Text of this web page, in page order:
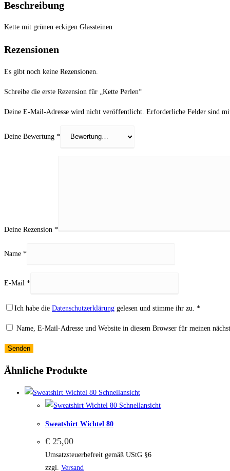
Beschreibung
Kette mit grünen eckigen Glassteinen
Rezensionen
Es gibt noch keine Rezensionen.
Schreibe die erste Rezension für „Kette Perlen“
Deine E-Mail-Adresse wird nicht veröffentlicht. Erforderliche Felder sind
Deine Bewertung *
Deine Rezension *
Name *
E-Mail *
Ich habe die Datenschutzerklärung gelesen und stimme ihr zu. *
Name, E-Mail-Adresse und Website in diesem Browser für meinen
Ähnliche Produkte
Schnellansicht
Schnellansicht
Sweatshirt Wichtel 80
€ 25,00
Umsatzsteuerbefreit gemäß UStG §6
zzgl. Versand